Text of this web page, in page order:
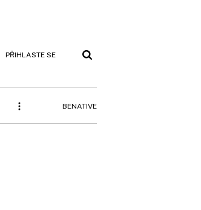
PŘIHLASTE SE
BENATIVE